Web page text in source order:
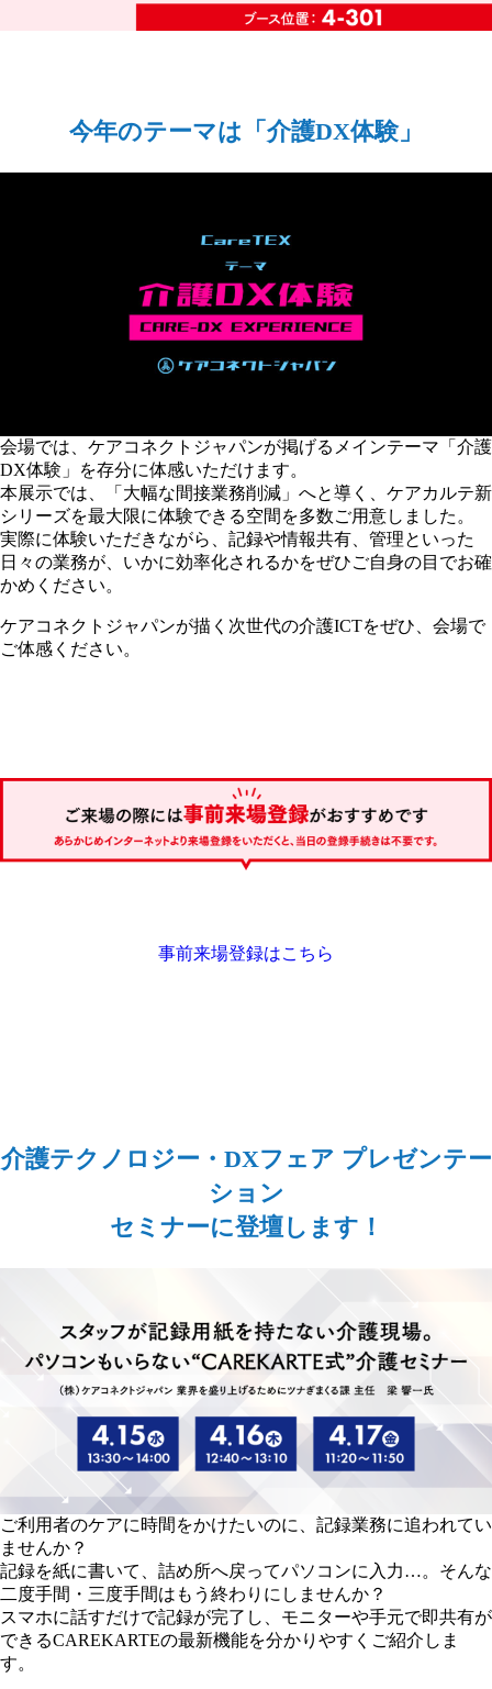
今年のテーマは「介護DX体験」
会場では、ケアコネクトジャパンが掲げるメインテーマ「介護
DX体験」を存分に体感いただけます。
本展示では、「大幅な間接業務削減」へと導く、ケアカルテ新
シリーズを最大限に体験できる空間を多数ご用意しました。
実際に体験いただきながら、記録や情報共有、管理といった
日々の業務が、いかに効率化されるかをぜひご自身の目でお確
かめください。
ケアコネクトジャパンが描く次世代の介護ICTをぜひ、会場で
ご体感ください。
事前来場登録はこちら
介護テクノロジー・DXフェア プレゼンテー
ション
セミナーに登壇します！
ご利用者のケアに時間をかけたいのに、記録業務に追われてい
ませんか？
記録を紙に書いて、詰め所へ戻ってパソコンに入力…。そんな
二度手間・三度手間はもう終わりにしませんか？
スマホに話すだけで記録が完了し、モニターや手元で即共有が
できるCAREKARTEの最新機能を分かりやすくご紹介しま
す。